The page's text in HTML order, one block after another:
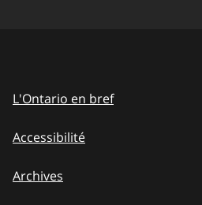
L'Ontario en bref
Accessibilité
Archives